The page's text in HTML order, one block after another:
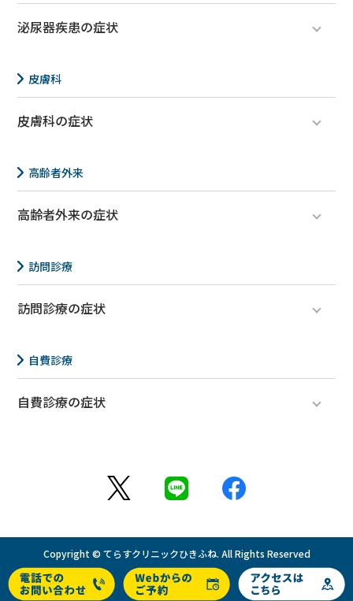
高血圧
うつ病
不眠症
泌尿器疾患の症状
尿道炎
皮膚科
皮膚科の症状
皮膚炎
帯状疱疹
高齢者外来
高齢者外来の症状
介護相談（主治医意見書が必要な方）
訪問診療
訪問診療の症状
自費診療
自費診療の症状
Copyright © てらすクリニックひきふね. All Rights Reserved
PAGE